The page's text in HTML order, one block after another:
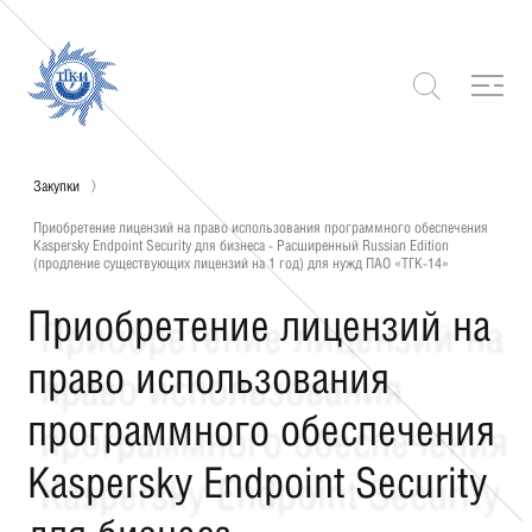
Закупки
Приобретение лицензий на право использования программного обеспечения
Kaspersky Endpoint Security для бизнеса - Расширенный Russian Edition
(продление существующих лицензий на 1 год) для нужд ПАО «ТГК-14»
Приобретение лицензий на
право использования
программного обеспечения
Kaspersky Endpoint Security